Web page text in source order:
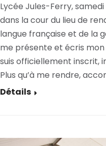
Lycée Jules-Ferry,
dans la cour du lieu de
langue française et de la
me présente et écris mon
suis officiellement inscrit,
Plus qu’à me rendre,
Détails